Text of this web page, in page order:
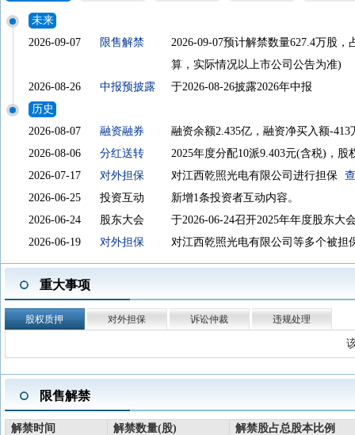
未来
2026-09-07
限售解禁
2026-09-07预计解禁数量627.4万股
算，实际情况以上市公司公告为准)
2026-08-26
中报预披露
于2026-08-26披露2026年中报
历史
2026-08-07
融资融券
融资余额2.435亿，融资净买入额-413
2026-08-06
分红送转
2025年度分配10派9.403元(含税)，
2026-07-17
对外担保 对江西乾照光电有限公司进行担保
2026-06-25
投资互动
新增1条投资者互动内容。
2026-06-24
股东大会
于2026-06-24召开2025年年度股东大
2026-06-19
对外担保
对江西乾照光电有限公司等多个被担
2026-06-05
机构调研
于2026-05-01至2026-05-30接待调研
2026-05-28
资本运作
海信视像科技股份有限公司(以下简
称“乾照光电”)拟与中建投资本管理(
名,以工商注册登记名称为准,以下简
2026-05-07
新增概念 2026-05-07新增概念：智能电视 查看
重大事项
股权质押 对外担保 诉讼仲裁 违规处理
限售解禁
解禁时间 解禁数量(股)
解禁股占总股本比例